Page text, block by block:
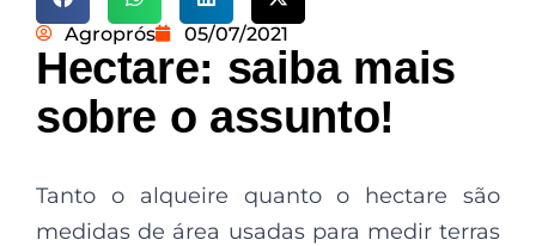
Agroprós 05/07/2021
Hectare: saiba mais
sobre o assunto!
Tanto o alqueire quanto o hectare são
medidas de área usadas para medir terras